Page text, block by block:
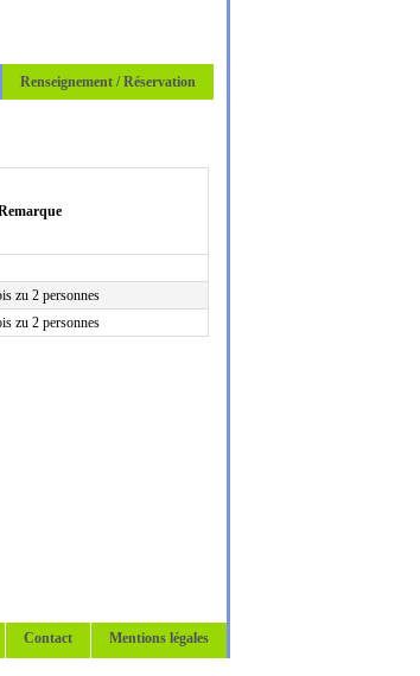
Renseignement / Réservation
zu 2 personnes
zu 2 personnes
Contact Mentions légales